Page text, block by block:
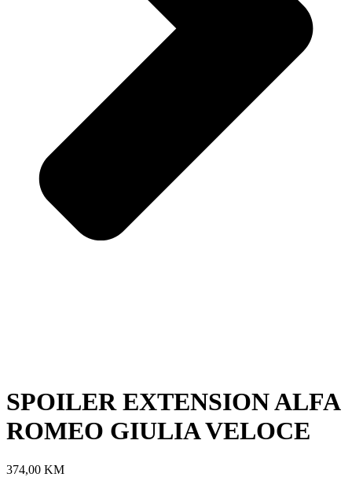
SPOILER EXTENSION ALFA
ROMEO GIULIA VELOCE
374,00 KM